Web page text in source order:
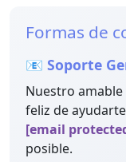
Formas de
📧 Soporte
Nuestro
feliz de
[email
posible.